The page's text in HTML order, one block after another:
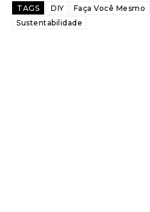
TAGS DIY Faça Você Mesmo
Sustentabilidade